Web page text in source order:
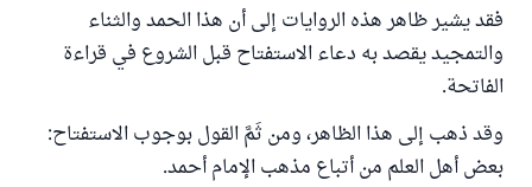
فقد يشير ظاهر هذه الروايات إلى أن هذا الحمد والثناء
والتمجيد يقصد به دعاء الاستفتاح قبل الشروع في قراءة
الفاتحة.
وقد ذهب إلى هذا الظاهر، ومن ثَمَّ القول بوجوب الاستفتاح:
بعض أهل العلم من أتباع مذهب الإمام أحمد.